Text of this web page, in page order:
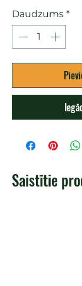
Daudzums *
Saistītie